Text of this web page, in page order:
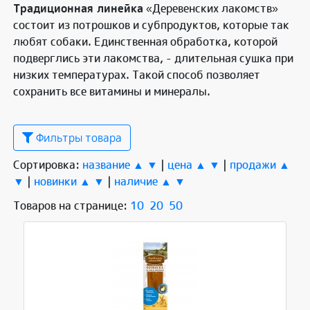
Традиционная линейка «Деревенских лакомств»
состоит из потрошков и субпродуктов, которые так
любят собаки. Единственная обработка, которой
подверглись эти лакомства, - длительная сушка при
низких температурах. Такой способ позволяет
сохранить все витамины и минералы.
Фильтры товара
Сортировка: название ▲ ▼ | цена ▲ ▼ | продажи ▲
▼ | новинки ▲ ▼ | наличие ▲ ▼
Товаров на странице: 10 20 50